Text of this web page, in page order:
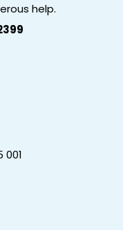
help.